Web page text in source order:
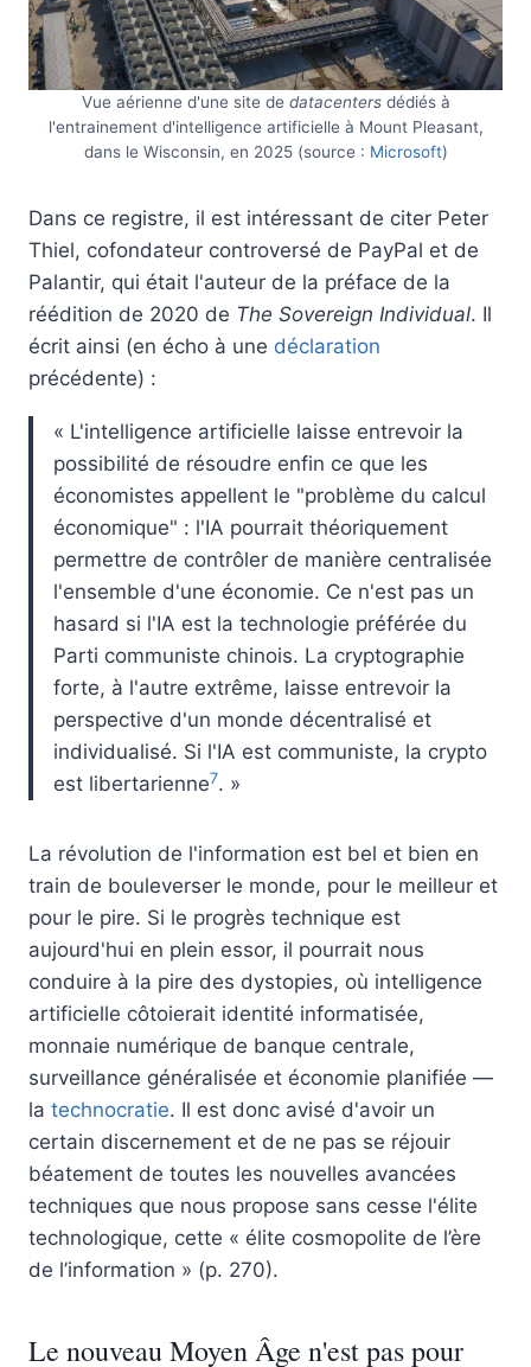
Vue aérienne d'une site de datacentersdédiés à
l'entrainement d'intelligence artificielle à Mount Pleasant,
dans le Wisconsin, en 2025 (source : Microsoft)
Dans ce registre, il est intéressant de citer Peter
Thiel, cofondateur controversé de PayPal et de
Palantir, qui était l'auteur de la préface de la
réédition de 2020 de The Sovereign Individual. Il
écrit ainsi (en écho à une déclaration
précédente) :
« L'intelligence artificielle laisse entrevoir la
possibilité de résoudre enfin ce que les
économistes appellent le "problème du calcul
économique" : l'IA pourrait théoriquement
permettre de contrôler de manière centralisée
l'ensemble d'une économie. Ce n'est pas un
hasard si l'IA est la technologie préférée du
Parti communiste chinois. La cryptographie
forte, à l'autre extrême, laisse entrevoir la
perspective d'un monde décentralisé et
individualisé. Si l'IA est communiste, la crypto
est libertarienne7. »
La révolution de l'information est bel et bien en
train de bouleverser le monde, pour le meilleur et
pour le pire. Si le progrès technique est
aujourd'hui en plein essor, il pourrait nous
conduire à la pire des dystopies, où intelligence
artificielle côtoierait identité informatisée,
monnaie numérique de banque centrale,
surveillance généralisée et économie planifiée —
la technocratie. Il est donc avisé d'avoir un
certain discernement et de ne pas se réjouir
béatement de toutes les nouvelles avancées
techniques que nous propose sans cesse l'élite
technologique, cette « élite cosmopolite de l’ère
de l’information » (p. 270).
Le nouveau Moyen Âge n'est pas pour